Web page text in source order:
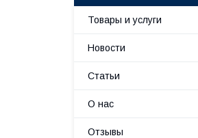
Товары и услуги
Новости
Статьи
О нас
Отзывы